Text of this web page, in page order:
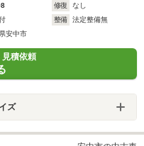
修復
なし
整備
法定整備無
安中市
見積依頼
ズ